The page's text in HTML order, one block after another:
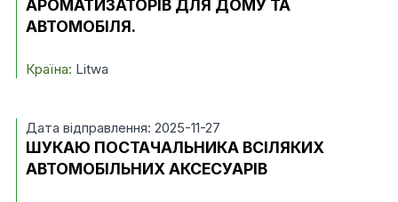
АРОМАТИЗАТОРІВ ДЛЯ ДОМУ ТА
АВТОМОБІЛЯ.
Країна: Litwa
Дата відправлення: 2025-11-27
ШУКАЮ ПОСТАЧАЛЬНИКА ВСІЛЯКИХ
АВТОМОБІЛЬНИХ АКСЕСУАРІВ